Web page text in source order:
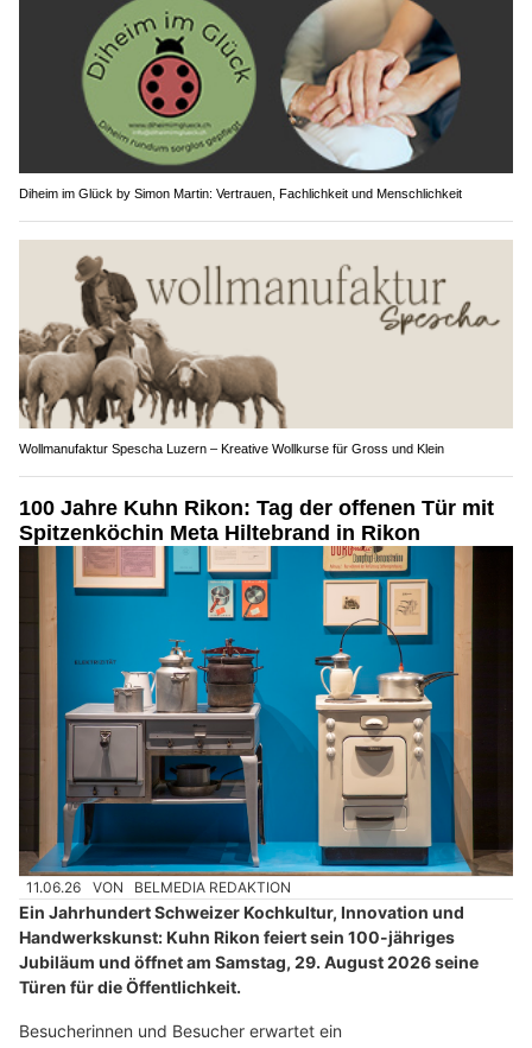
Diheim im Glück by Simon Martin: Vertrauen, Fachlichkeit und Menschlichkeit
Wollmanufaktur Spescha Luzern – Kreative Wollkurse für Gross und Klein
100 Jahre Kuhn Rikon: Tag der offenen Tür mit
Spitzenköchin Meta Hiltebrand in Rikon
11.06.26 VON BELMEDIA REDAKTION
Ein Jahrhundert Schweizer Kochkultur, Innovation und
Handwerkskunst: Kuhn Rikon feiert sein 100-jähriges
Jubiläum und öffnet am Samstag, 29. August 2026 seine
Türen für die Öffentlichkeit.
Besucherinnen und Besucher erwartet ein